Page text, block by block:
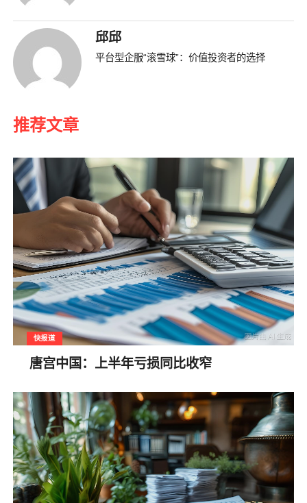
邱邱
平台型企服“滚雪球”：价值投资者的选择
推荐文章
快报道
唐宫中国：上半年亏损同比收窄